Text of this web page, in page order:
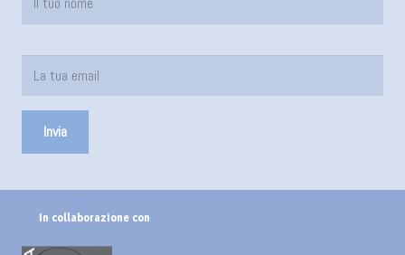
In collaborazione con